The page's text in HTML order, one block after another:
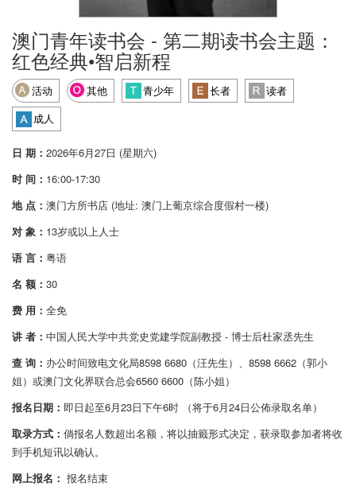
澳门青年读书会 - 第二期读书会主题：
红色经典•智启新程
活动 其他 青少年 长者
读者
成人
日 期： 2026年6月27日 (星期六)
时 间： 16:00-17:30
地 点： 澳门方所书店 (地址: 澳门上葡京综合度假村一楼)
对 象： 13岁或以上人士
语 言： 粤语
名 额： 30
费 用： 全免
讲 者： 中国人民大学中共党史党建学院副教授 - 博士后杜家丞先生
查 询： 办公时间致电文化局8598 6680（汪先生）、8598 6662（郭小
姐）或澳门文化界联合总会6560 6600（陈小姐）
报名日期： 即日起至6月23日下午6时 （将于6月24日公佈录取名单）
取录方式： 倘报名人数超出名额，将以抽籤形式决定，获录取参加者将收
到手机短讯以确认。
网上报名： 报名结束